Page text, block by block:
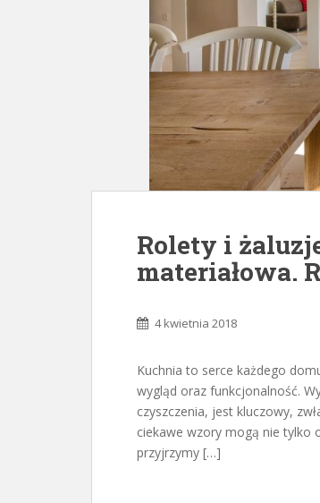
Rolety i
materiałowa.
4 kwietnia 2018
Kuchnia to serce każdego
wygląd oraz funkcjonalność.
czyszczenia, jest kluczowy,
ciekawe wzory mogą nie tylko
przyjrzymy […]